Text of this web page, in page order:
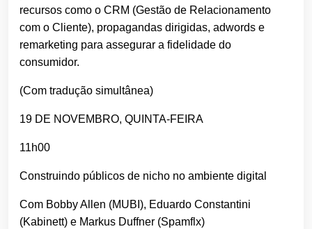
recursos como o CRM (Gestão de Relacionamento
com o Cliente), propagandas dirigidas, adwords e
remarketing para assegurar a fidelidade do
consumidor.
(Com tradução simultânea)
19 DE NOVEMBRO, QUINTA-FEIRA
11h00
Construindo públicos de nicho no ambiente digital
Com Bobby Allen (MUBI), Eduardo Constantini
(Kabinett) e Markus Duffner (Spamflx)